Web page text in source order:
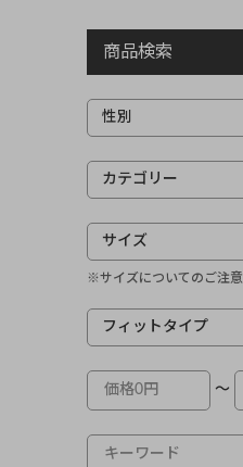
商品検索
※サイズについてのご注意
～